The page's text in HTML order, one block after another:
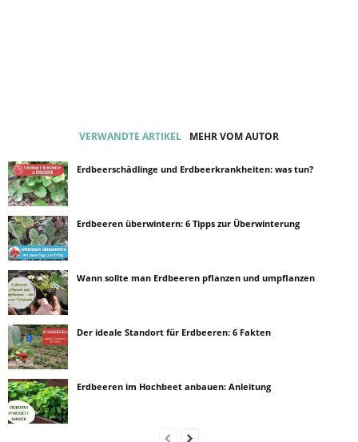
VERWANDTE ARTIKEL MEHR VOM AUTOR
Erdbeerschädlinge und Erdbeerkrankheiten: was tun?
Erdbeeren überwintern: 6 Tipps zur Überwinterung
Wann sollte man Erdbeeren pflanzen und umpflanzen
Der ideale Standort für Erdbeeren: 6 Fakten
Erdbeeren im Hochbeet anbauen: Anleitung